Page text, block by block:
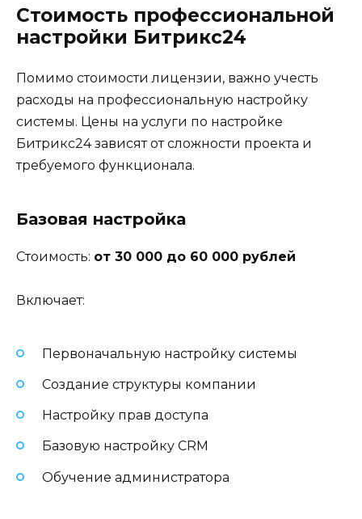
Стоимость профессиональной
настройки Битрикс24
Помимо стоимости лицензии, важно учесть
расходы на профессиональную настройку
системы. Цены на услуги по настройке
Битрикс24 зависят от сложности проекта и
требуемого функционала.
Базовая настройка
Стоимость: от 30 000 до 60 000 рублей
Включает:
Первоначальную настройку системы
Создание структуры компании
Настройку прав доступа
Базовую настройку CRM
Обучение администратора